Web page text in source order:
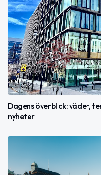
Dagens överblick: väder,
nyheter